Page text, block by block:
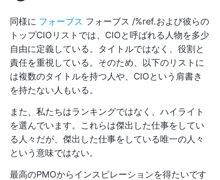
同様に フォーブス フォーブス /%ref.および彼らの
トップCIOリストでは、CIOと呼ばれる人物を多少
自由に定義している。タイトルではなく、役割と
責任を重視している。そのため、以下のリストに
は複数のタイトルを持つ人や、CIOという肩書き
を持たない人もいる。
また、私たちはランキングではなく、ハイライト
を選んでいます。これらは傑出した仕事をしてい
る人々だが、傑出した仕事をしている唯一の人々
という意味ではない。
最高のPMOからインスピレーションを得たいです